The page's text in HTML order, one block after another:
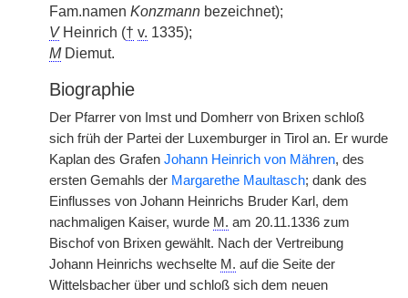
Fam.namen Konzmann bezeichnet);
VHeinrich († v. 1335);
MDiemut.
Biographie
Der Pfarrer von Imst und Domherr von Brixen schloß
sich früh der Partei der Luxemburger in Tirol an. Er wurde
Kaplan des Grafen Johann Heinrich von Mähren, des
ersten Gemahls der Margarethe Maultasch; dank des
Einflusses von Johann Heinrichs Bruder Karl, dem
nachmaligen Kaiser, wurde M. am 20.11.1336 zum
Bischof von Brixen gewählt. Nach der Vertreibung
Johann Heinrichs wechselte M. auf die Seite der
Wittelsbacher über und schloß sich dem neuen